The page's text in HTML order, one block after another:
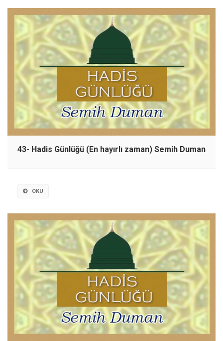
43- Hadis Günlüğü (En hayırlı zaman) Semih Duman
OKU